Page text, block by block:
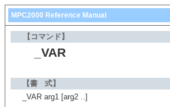
MPC2000 Reference Manual
【コマンド】
_VAR
【書 式】
_VAR arg1 [arg2 ..]